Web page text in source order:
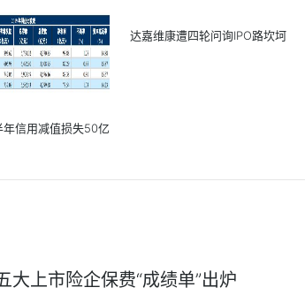
年信用减值损失50亿
达嘉维康遭四轮问询IPO路坎坷
大上市险企保费“成绩单”出炉